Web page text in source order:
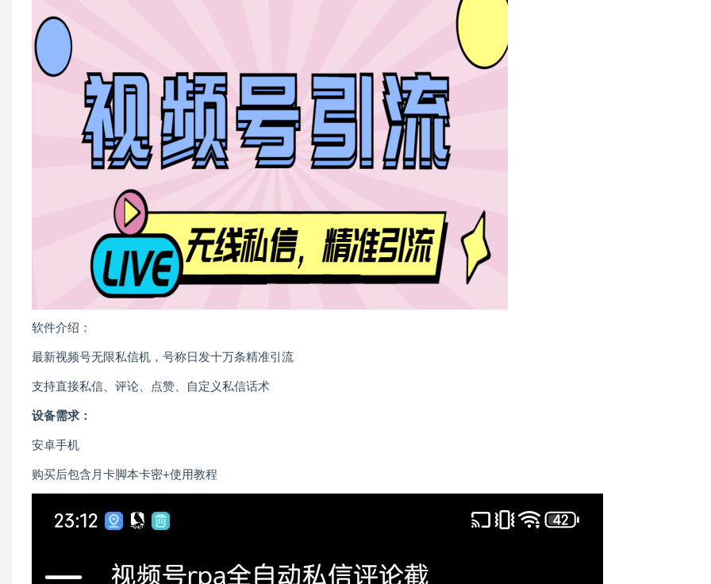
软件介绍：
最新视频号无限私信机，号称日发十万条精准引流
支持直接私信、评论、点赞、自定义私信话术
设备需求：
安卓手机
购买后包含月卡脚本卡密+使用教程